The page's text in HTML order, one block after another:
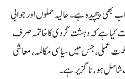
بھی پیچیدہ ہے۔ حالیہ حملوں اور جوابی
کیا ہے کہ دہشت گردی کا خاتمہ صرف
عملی، جس میں سیاسی مکالمہ، معاشی
شامل ہو، ناگزیر ہے۔